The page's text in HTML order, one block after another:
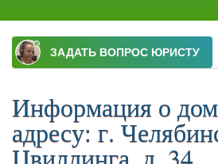
Главное меню
Информация о
адресу: г.
Цвиллинга, д. 34